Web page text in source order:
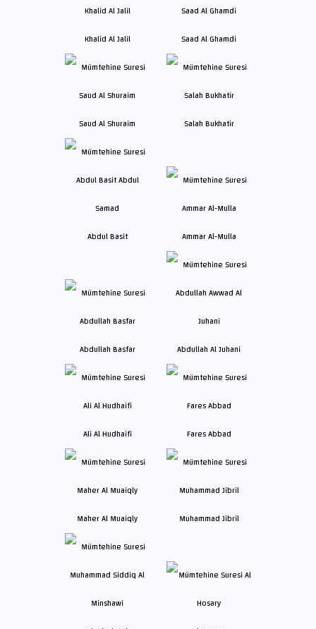
Khalid Al Jalil Saad Al Ghamdi
Saud Al Shuraim Salah Bukhatir
Abdul Basit Ammar Al-Mulla
Abdullah Basfar Abdullah Al Juhani
Ali Al Hudhaifi Fares Abbad
Maher Al Muaiqly Muhammad Jibril